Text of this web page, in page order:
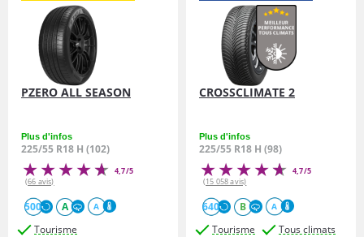
PZERO ALL SEASON
Plus d'infos
225/55 R18 H (102)
4,7/5
(66 avis)
500 A A
Tourisme
CROSSCLIMATE 2
Plus d'infos
225/55 R18 H (98)
4,7/5
(15 058 avis)
640 B A
Tourisme
Tous climats